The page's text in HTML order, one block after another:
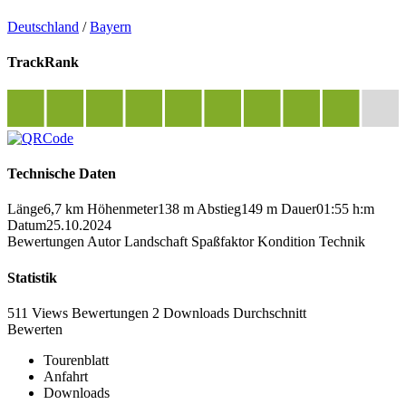
Deutschland /Bayern
TrackRank
Technische Daten
Länge6,7 km Höhenmeter138 m Abstieg149 m Dauer01:55 h:m
Datum25.10.2024
Bewertungen Autor Landschaft Spaßfaktor Kondition Technik
Statistik
511 Views Bewertungen 2 Downloads Durchschnitt
Bewerten
Tourenblatt
Anfahrt
Downloads